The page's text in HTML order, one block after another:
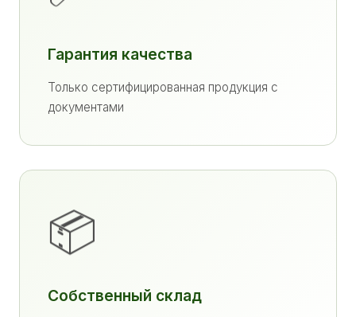
Гарантия качества
Только сертифицированная продукция с
документами
📦
Собственный склад